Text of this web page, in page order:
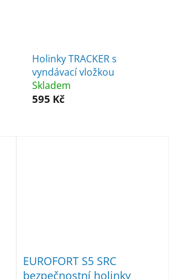
Holinky TRACKER s
vyndávací vložkou
Skladem
595 Kč
EUROFORT S5 SRC
bezpečnostní holinky